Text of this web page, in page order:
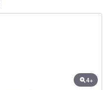
4+